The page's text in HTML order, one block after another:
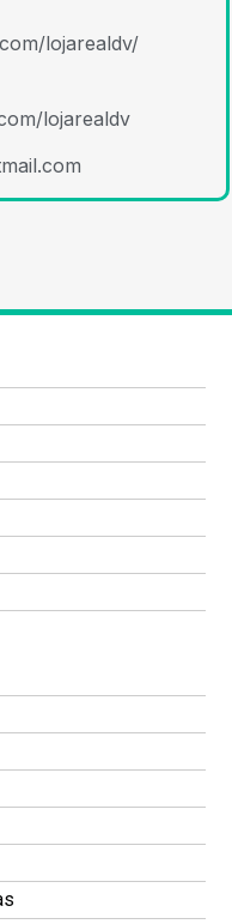
lojarealdv/
lojarealdv